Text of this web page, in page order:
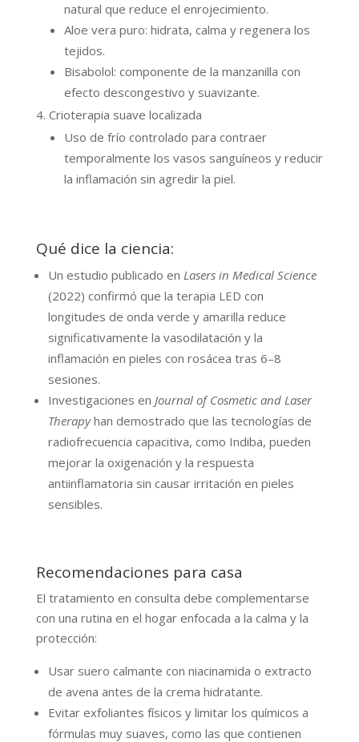
natural que reduce el enrojecimiento.
Aloe vera puro: hidrata, calma y regenera los
tejidos.
Bisabolol: componente de la manzanilla con
efecto descongestivo y suavizante.
Crioterapia suave localizada
Uso de frío controlado para contraer
temporalmente los vasos sanguíneos y reducir
la inflamación sin agredir la piel.
Qué dice la ciencia:
Un estudio publicado en Lasers in Medical Science
(2022) confirmó que la terapia LED con
longitudes de onda verde y amarilla reduce
significativamente la vasodilatación y la
inflamación en pieles con rosácea tras 6–8
sesiones.
Investigaciones en Journal of Cosmetic and Laser
Therapyhan demostrado que las tecnologías de
radiofrecuencia capacitiva, como Indiba, pueden
mejorar la oxigenación y la respuesta
antiinflamatoria sin causar irritación en pieles
sensibles.
Recomendaciones para casa
El tratamiento en consulta debe complementarse
con una rutina en el hogar enfocada a la calma y la
protección:
Usar suero calmante con niacinamida o extracto
de avena antes de la crema hidratante.
Evitar exfoliantes físicos y limitar los químicos a
fórmulas muy suaves, como las que contienen